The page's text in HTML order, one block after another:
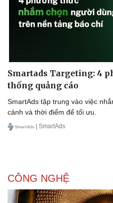
Smartads Targeting: 4
thống quảng cáo
SmartAds tập trung vào việc
cảnh và thời điểm để tối ưu.
| SmartAds
CÔNG NGHỆ